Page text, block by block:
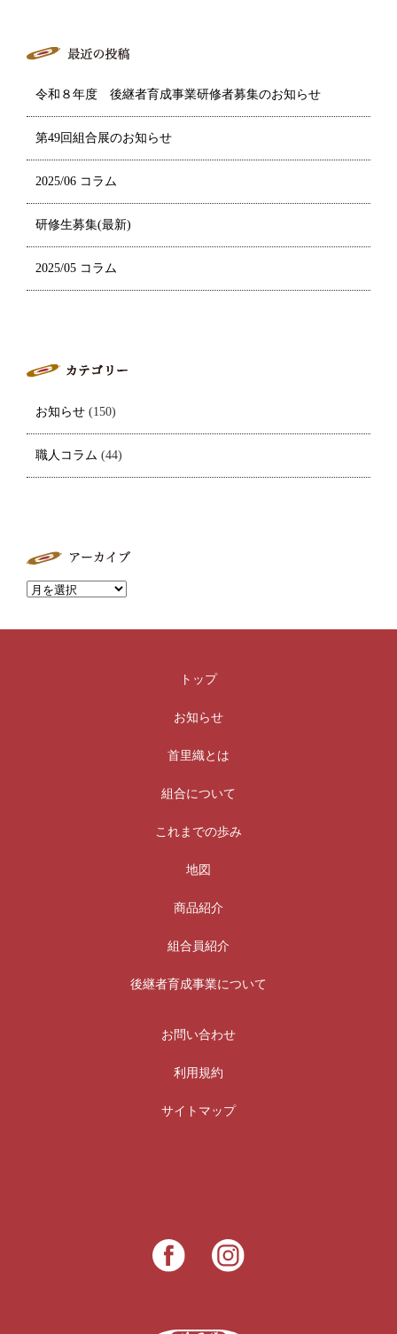
令和８年度 後継者育成事業研修者募集のお知らせ
第49回組合展のお知らせ
2025/06 コラム
研修生募集(最新)
2025/05 コラム
お知らせ (150)
職人コラム (44)
トップ
お知らせ
首里織とは
組合について
これまでの歩み
地図
商品紹介
組合員紹介
後継者育成事業について
お問い合わせ
利用規約
サイトマップ